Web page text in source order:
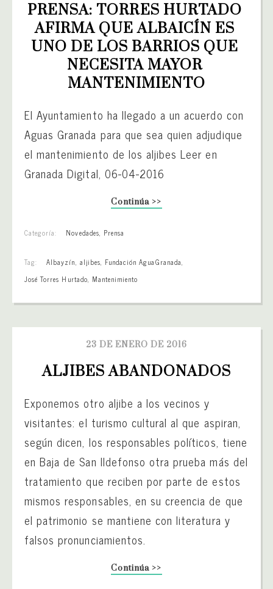
PRENSA: TORRES HURTADO
AFIRMA QUE ALBAICÍN ES
UNO DE LOS BARRIOS QUE
NECESITA MAYOR
MANTENIMIENTO
El Ayuntamiento ha llegado a un acuerdo con
Aguas Granada para que sea quien adjudique
el mantenimiento de los aljibes Leer en
Granada Digital, 06-04-2016
Continúa >>
Categoría: Novedades, Prensa
Tag: Albayzín, aljibes, Fundación AguaGranada,
José Torres Hurtado, Mantenimiento
23 DE ENERO DE 2016
ALJIBES ABANDONADOS
Exponemos otro aljibe a los vecinos y
visitantes: el turismo cultural al que aspiran,
según dicen, los responsables políticos, tiene
en Baja de San Ildefonso otra prueba más del
tratamiento que reciben por parte de estos
mismos responsables, en su creencia de que
el patrimonio se mantiene con literatura y
falsos pronunciamientos.
Continúa >>